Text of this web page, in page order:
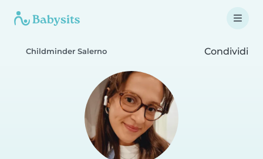
Childminder Salerno Condividi